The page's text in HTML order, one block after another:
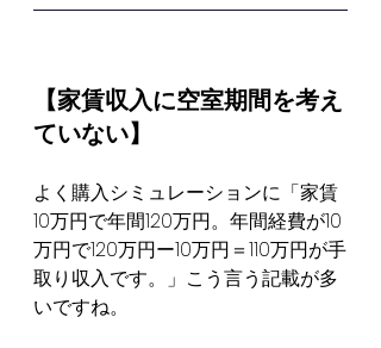
【家賃収入に空室期間を考え
ていない】
よく購入シミュレーションに「家賃
10万円で年間120万円。年間経費が10
万円で120万円ー10万円＝110万円が手
取り収入です。」こう言う記載が多
いですね。